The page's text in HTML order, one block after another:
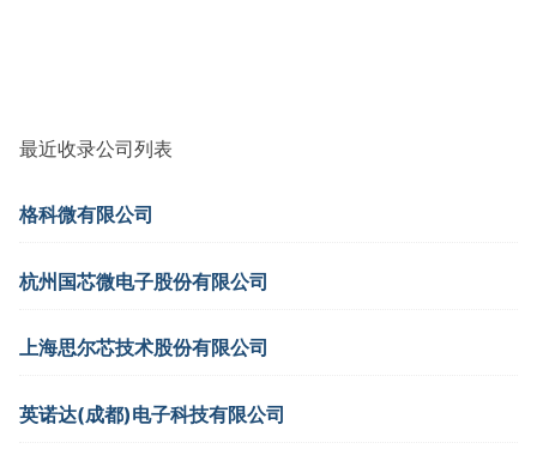
最近收录公司列表
格科微有限公司
杭州国芯微电子股份有限公司
上海思尔芯技术股份有限公司
英诺达(成都)电子科技有限公司